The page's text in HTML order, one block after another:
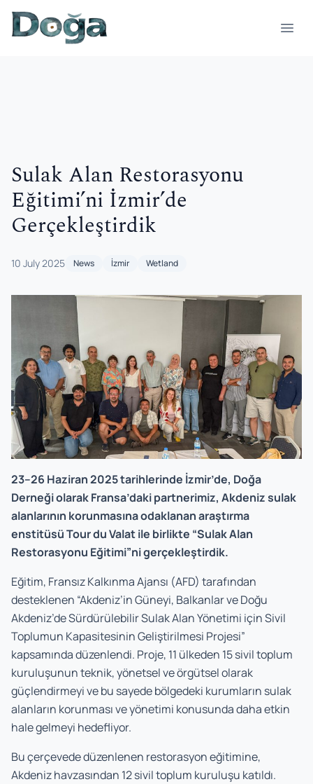
Skip to content
Sulak Alan Restorasyonu
Eğitimi’ni İzmir’de
Gerçekleştirdik
10 July 2025 News İzmir Wetland
23–26 Haziran 2025 tarihlerinde İzmir’de, Doğa
Derneği olarak Fransa’daki partnerimiz, Akdeniz sulak
alanlarının korunmasına odaklanan araştırma
enstitüsü Tour du Valat ile birlikte “Sulak Alan
Restorasyonu Eğitimi”ni gerçekleştirdik.
Eğitim, Fransız Kalkınma Ajansı (AFD) tarafından
desteklenen “Akdeniz’in Güneyi, Balkanlar ve Doğu
Akdeniz’de Sürdürülebilir Sulak Alan Yönetimi için Sivil
Toplumun Kapasitesinin Geliştirilmesi Projesi”
kapsamında düzenlendi. Proje, 11 ülkeden 15 sivil toplum
kuruluşunun teknik, yönetsel ve örgütsel olarak
güçlendirmeyi ve bu sayede bölgedeki kurumların sulak
alanların korunması ve yönetimi konusunda daha etkin
hale gelmeyi hedefliyor.
Bu çerçevede düzenlenen restorasyon eğitimine,
Akdeniz havzasından 12 sivil toplum kuruluşu katıldı.